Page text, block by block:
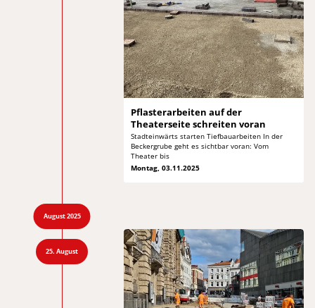
Pflasterarbeiten auf der
Theaterseite schreiten voran
Stadteinwärts starten Tiefbauarbeiten In der
Beckergrube geht es sichtbar voran: Vom
Theater bis
Montag, 03.11.2025
August 2025
25. August